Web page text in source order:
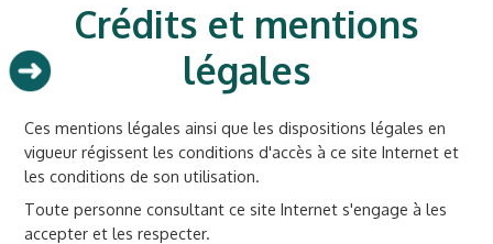
Crédits et mentions
légales
Ces mentions légales ainsi que les dispositions légales en
vigueur régissent les conditions d'accès à ce site Internet et
les conditions de son utilisation.
Toute personne consultant ce site Internet s'engage à les
accepter et les respecter.